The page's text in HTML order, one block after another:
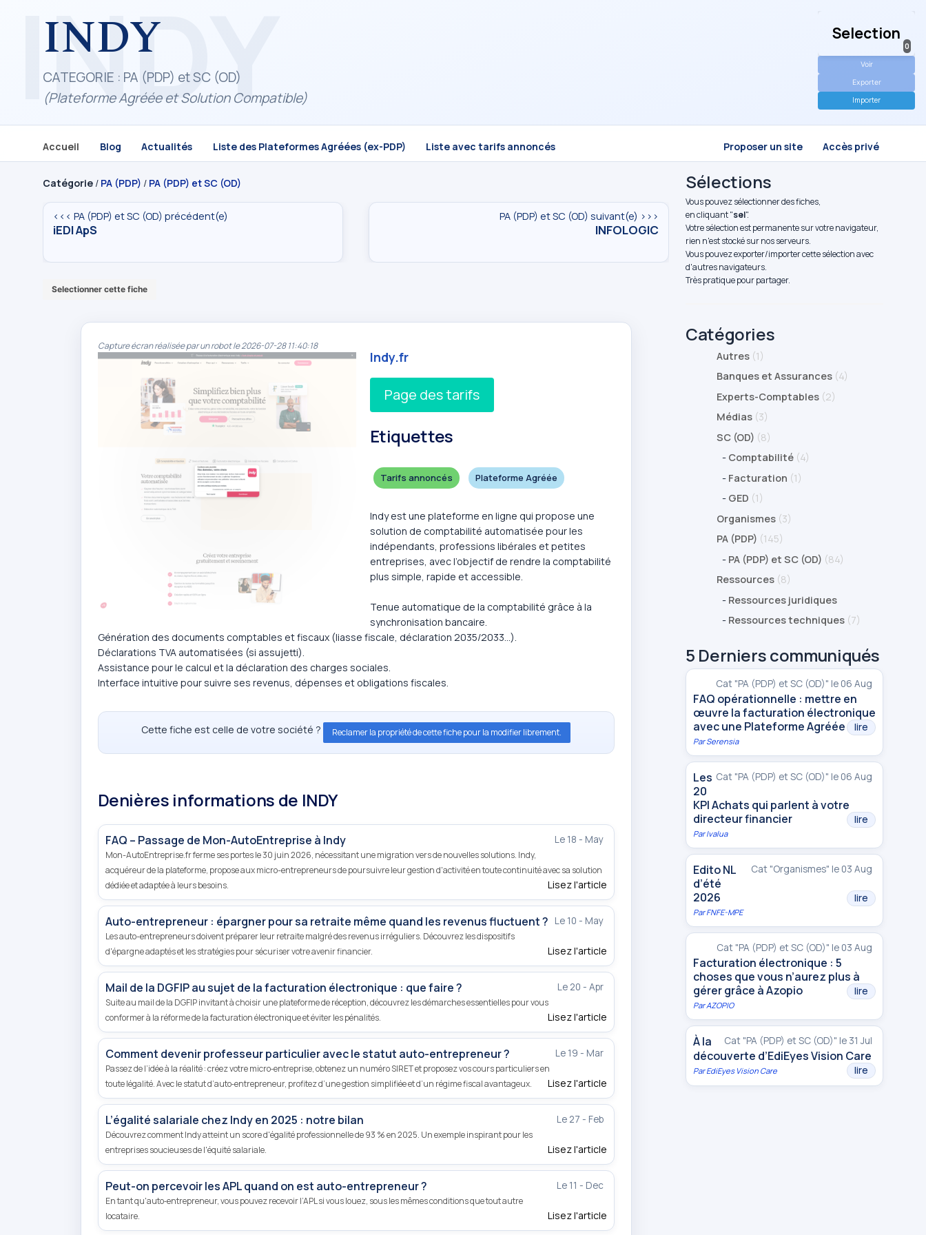
INDY
CATEGORIE : PA (PDP) et SC (OD)
(Plateforme Agréée et Solution Compatible)
Accueil Blog Actualités Liste des Plateformes Agréées (ex-PDP) Liste avec tarifs annoncés Proposer un site Accès privé
Selection
0
Voir
Exporter
Importer
Catégorie / PA (PDP) / PA (PDP) et SC (OD)
<<< PA (PDP) et SC (OD) précédent(e)
iEDI ApS
PA (PDP) et SC (OD) suivant(e) >>>
INFOLOGIC
Selectionner cette fiche
Capture écran réalisée par un robot le 2026-07-28 11:40:18
Indy.fr
Page des tarifs
Etiquettes
Tarifs annoncés Plateforme Agréée
Indy est une plateforme en ligne qui propose une
solution de comptabilité automatisée pour les
indépendants, professions libérales et petites
entreprises, avec l’objectif de rendre la comptabilité
plus simple, rapide et accessible.
Tenue automatique de la comptabilité grâce à la
synchronisation bancaire.
Génération des documents comptables et fiscaux (liasse fiscale, déclaration 2035/2033…).
Déclarations TVA automatisées (si assujetti).
Assistance pour le calcul et la déclaration des charges sociales.
Interface intuitive pour suivre ses revenus, dépenses et obligations fiscales.
Cette fiche est celle de votre société ? Reclamer la propriété de cette fiche pour la modifier librement.
Denières informations de INDY
Le 18 - May
FAQ – Passage de Mon-AutoEntreprise à Indy
Mon-AutoEntreprise.fr ferme ses portes le 30 juin 2026, nécessitant une migration vers de nouvelles solutions. Indy,
acquéreur de la plateforme, propose aux micro-entrepreneurs de poursuivre leur gestion d'activité en toute continuité avec sa solution
dédiée et adaptée à leurs besoins.
Lisez l'article
Le 10 - May
Auto-entrepreneur : épargner pour sa retraite même quand les revenus fluctuent ?
Les auto-entrepreneurs doivent préparer leur retraite malgré des revenus irréguliers. Découvrez les dispositifs
d'épargne adaptés et les stratégies pour sécuriser votre avenir financier.
Lisez l'article
Le 20 - Apr
Mail de la DGFIP au sujet de la facturation électronique : que faire ?
Suite au mail de la DGFIP invitant à choisir une plateforme de réception, découvrez les démarches essentielles pour vous
conformer à la réforme de la facturation électronique et éviter les pénalités.
Lisez l'article
Le 19 - Mar
Comment devenir professeur particulier avec le statut auto-entrepreneur ?
Passez de l’idée à la réalité : créez votre micro‑entreprise, obtenez un numéro SIRET et proposez vos cours particuliers en
toute légalité. Avec le statut d’auto‑entrepreneur, profitez d’une gestion simplifiée et d’un régime fiscal avantageux.
Lisez l'article
Le 27 - Feb
L’égalité salariale chez Indy en 2025 : notre bilan
Découvrez comment Indy atteint un score d'égalité professionnelle de 93 % en 2025. Un exemple inspirant pour les
entreprises soucieuses de l'équité salariale.
Lisez l'article
Le 11 - Dec
Peut-on percevoir les APL quand on est auto-entrepreneur ?
En tant qu'auto‑entrepreneur, vous pouvez recevoir l’APL si vous louez, sous les mêmes conditions que tout autre
locataire.
Lisez l'article
Sélections
Vous pouvez sélectionner des fiches,
en cliquant "sel".
Votre sélection est permanente sur votre navigateur,
rien n'est stocké sur nos serveurs.
Vous pouvez exporter/importer cette sélection avec
d'autres navigateurs.
Très pratique pour partager.
Catégories
Autres (1)
Banques et Assurances (4)
Experts-Comptables (2)
Médias (3)
SC (OD) (8)
- Comptabilité (4)
- Facturation (1)
- GED (1)
Organismes (3)
PA (PDP) (145)
- PA (PDP) et SC (OD) (84)
Ressources (8)
- Ressources juridiques
- Ressources techniques (7)
5 Derniers communiqués
Cat "PA (PDP) et SC (OD)" le 06 Aug
FAQ opérationnelle : mettre en
œuvre la facturation électronique
avec une Plateforme Agréée
lire
ParSerensia
Cat "PA (PDP) et SC (OD)" le 06 Aug
Les
20
KPI Achats qui parlent à votre
directeur financier
lire
ParIvalua
Cat "Organismes" le 03 Aug
Edito NL
d’été
2026
lire
ParFNFE-MPE
Cat "PA (PDP) et SC (OD)" le 03 Aug
Facturation électronique : 5
choses que vous n’aurez plus à
gérer grâce à Azopio
lire
ParAZOPIO
Cat "PA (PDP) et SC (OD)" le 31 Jul
À la
découverte d’EdiEyes Vision Care
lire
ParEdiEyes Vision Care